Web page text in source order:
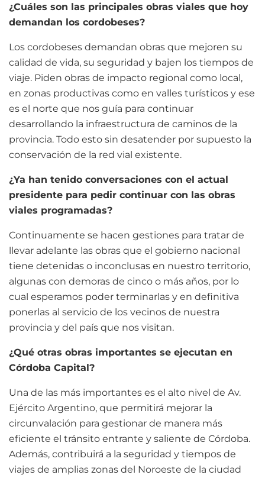
¿Cuáles son las principales obras viales que hoy
demandan los cordobeses?
Los cordobeses demandan obras que mejoren su
calidad de vida, su seguridad y bajen los tiempos de
viaje. Piden obras de impacto regional como local,
en zonas productivas como en valles turísticos y ese
es el norte que nos guía para continuar
desarrollando la infraestructura de caminos de la
provincia. Todo esto sin desatender por supuesto la
conservación de la red vial existente.
¿Ya han tenido conversaciones con el actual
presidente para pedir continuar con las obras
viales programadas?
Continuamente se hacen gestiones para tratar de
llevar adelante las obras que el gobierno nacional
tiene detenidas o inconclusas en nuestro territorio,
algunas con demoras de cinco o más años, por lo
cual esperamos poder terminarlas y en definitiva
ponerlas al servicio de los vecinos de nuestra
provincia y del país que nos visitan.
¿Qué otras obras importantes se ejecutan en
Córdoba Capital?
Una de las más importantes es el alto nivel de Av.
Ejército Argentino, que permitirá mejorar la
circunvalación para gestionar de manera más
eficiente el tránsito entrante y saliente de Córdoba.
Además, contribuirá a la seguridad y tiempos de
viajes de amplias zonas del Noroeste de la ciudad